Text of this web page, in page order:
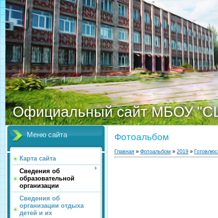
Официальный сайт МБОУ
Меню сайта
Карта сайта
Сведения об
образовательной
организации
Сведения об
организации отдыха
детей и их
Фотоальбом
Главная » Фотоальбом » 2019 »